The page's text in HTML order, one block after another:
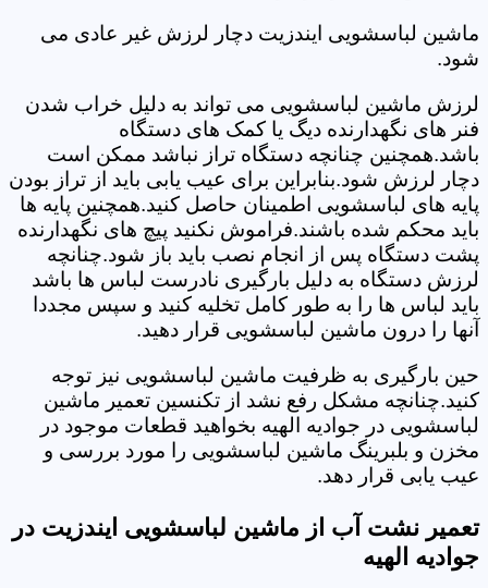
ماشین لباسشویی ایندزیت دچار لرزش غیر عادی می
شود.
لرزش ماشین لباسشویی می تواند به دلیل خراب شدن
فنر های نگهدارنده دیگ یا کمک های دستگاه
باشد.همچنین چنانچه دستگاه تراز نباشد ممکن است
دچار لرزش شود.بنابراین برای عیب یابی باید از تراز بودن
پایه های لباسشویی اطمینان حاصل کنید.همچنین پایه ها
باید محکم شده باشند.فراموش نکنید پیچ های نگهدارنده
پشت دستگاه پس از انجام نصب باید باز شود.چنانچه
لرزش دستگاه به دلیل بارگیری نادرست لباس ها باشد
باید لباس ها را به طور کامل تخلیه کنید و سپس مجددا
آنها را درون ماشین لباسشویی قرار دهید.
حین بارگیری به ظرفیت ماشین لباسشویی نیز توجه
کنید.چنانچه مشکل رفع نشد از تکنسین تعمیر ماشین
لباسشویی در جوادیه الهیه بخواهید قطعات موجود در
مخزن و بلبرینگ ماشین لباسشویی را مورد بررسی و
عیب یابی قرار دهد.
تعمیر نشت آب از ماشین لباسشویی ایندزیت در
جوادیه الهیه